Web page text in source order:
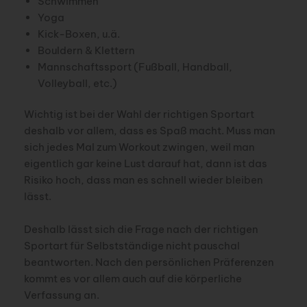
Yoga
Kick-Boxen, u.ä.
Bouldern & Klettern
Mannschaftssport (Fußball, Handball,
Volleyball, etc.)
Wichtig ist bei der Wahl der richtigen Sportart
deshalb vor allem, dass es Spaß macht. Muss man
sich jedes Mal zum Workout zwingen, weil man
eigentlich gar keine Lust darauf hat, dann ist das
Risiko hoch, dass man es schnell wieder bleiben
lässt.
Deshalb lässt sich die Frage nach der richtigen
Sportart für Selbstständige nicht pauschal
beantworten. Nach den persönlichen Präferenzen
kommt es vor allem auch auf die körperliche
Verfassung an.